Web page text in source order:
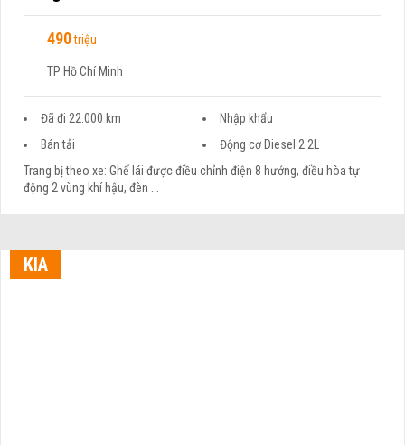
490triệu
TP Hồ Chí Minh
Đã đi 22.000 km
Nhập khẩu
Bán tải
Động cơ Diesel 2.2L
Trang bị theo xe: Ghế lái được điều chỉnh điện 8 hướng, điều hòa tự
động 2 vùng khí hậu, đèn ...
KIA